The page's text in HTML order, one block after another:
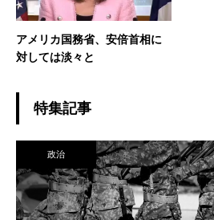
アメリカ国務省、安倍首相に
対しては淡々と
特集記事
政治